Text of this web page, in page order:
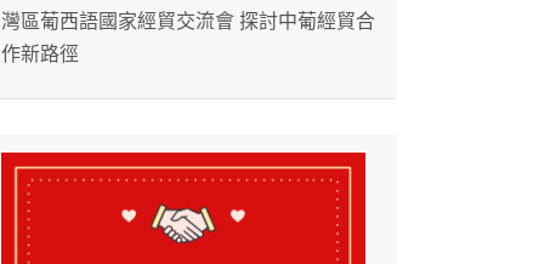
灣區葡西語國家經貿交流會 探討中葡經貿合
作新路徑